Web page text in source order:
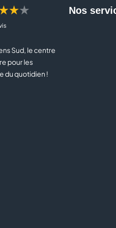
Sud, le centre
pour les
du quotidien !
Nos